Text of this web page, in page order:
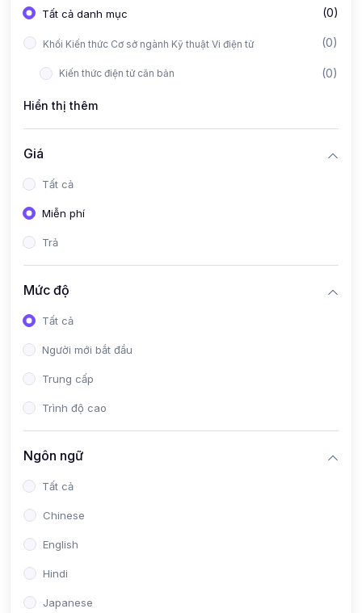
Tất cả danh mục (0)
Khối Kiến thức Cơ sở ngành Kỹ thuật Vi điện tử (0)
Kiến thức điện tử căn bản (0)
Hiển thị thêm
Giá
Tất cả
Miễn phí
Trả
Mức độ
Tất cả
Người mới bắt đầu
Trung cấp
Trình độ cao
Ngôn ngữ
Tất cả
Chinese
English
Hindi
Japanese